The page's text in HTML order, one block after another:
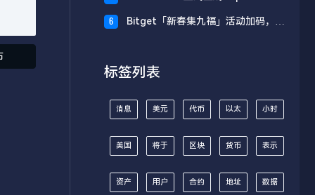
6
Bitget「新春集九福」活动加码，报
标签列表
消息 美元 代币 以太 小时
美国 将于 区块 货币 表示
资产 用户 合约 地址 数据